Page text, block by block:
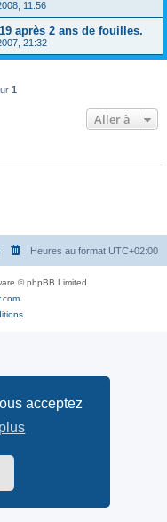
acceptez
11:56
après 2 ans de fouilles.
21:32
1
Aller à
Heures au format UTC+02:00
© phpBB Limited